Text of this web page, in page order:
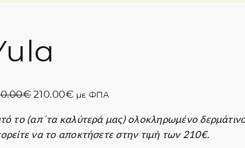
Κομμωτής
Coffee Lovers
€ O
i
g
210.00€Η
ρ
έ
με ΦΠΑ
το (απ΄τα καλύτερά μας) ολοκληρωμένο
να το αποκτήσετε στην τιμή των 210€.